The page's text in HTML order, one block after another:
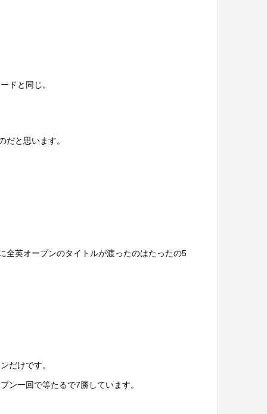
ドと同じ。
と思います。
全英オープンのタイトルが渡ったのはたったの5
だけです。
ン一回で等たるで7勝しています。